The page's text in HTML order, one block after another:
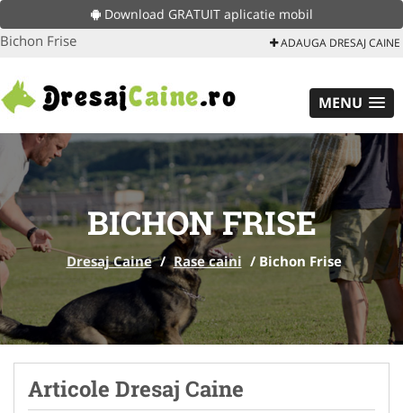
Download GRATUIT aplicatie mobil
Bichon Frise ADAUGA DRESAJ CAINE
MENU
BICHON FRISE
Dresaj Caine / Rase caini / Bichon Frise
Articole Dresaj Caine